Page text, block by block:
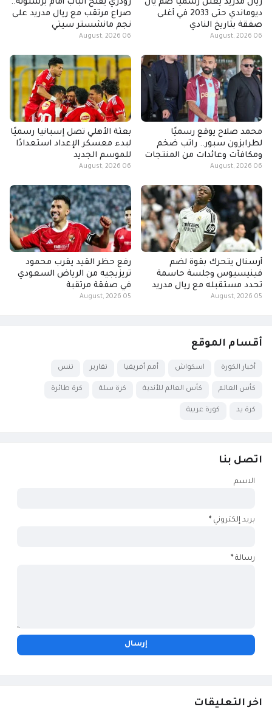
ريال مدريد يعلن رسميًا ضم يان
ديوماندي حتى 2033 في أغلى
صفقة بتاريخ النادي
06 August, 2026
رودري يفتح الباب أمام برشلونة..
صراع مرتقب مع ريال مدريد على
نجم مانشستر سيتي
06 August, 2026
محمد صلاح يوقع رسميًا
لطرابزون سبور.. راتب ضخم
ومكافآت وعائدات من المنتجات
06 August, 2026
بعثة الأهلي تصل إسبانيا رسميًا
لبدء معسكر الإعداد استعدادًا
للموسم الجديد
06 August, 2026
أرسنال يتحرك بقوة لضم
فينيسيوس وجلسة حاسمة
تحدد مستقبله مع ريال مدريد
05 August, 2026
رفع حظر القيد يقرب محمود
تريزيجيه من الرياض السعودي
في صفقة مرتقبة
05 August, 2026
أقسام الموقع
أخبار الكورة اسكواش أمم أفريقيا تقارير تنس
كأس العالم كأس العالم للأندية كرة سلة كرة طائرة
كرة يد كورة عربية
اتصل بنا
الاسم
بريد إلكتروني*
رسالة*
اخر التعليقات